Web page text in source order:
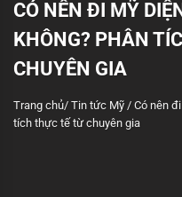
CÓ NÊN ĐI MỸ
KHÔNG? PHÂN
CHUYÊN GIA
Trang chủ/ Tin tức Mỹ / Có nên
tích thực tế từ chuyên gia